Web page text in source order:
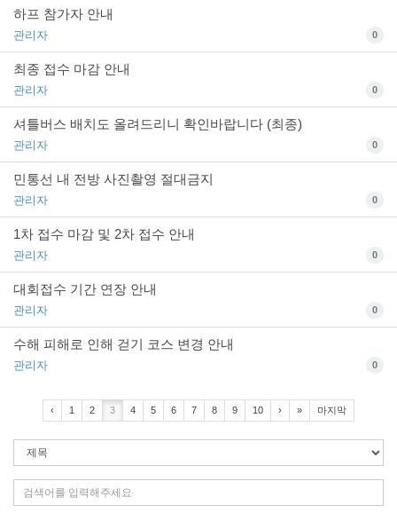
하프 참가자 안내
관리자 0
최종 접수 마감 안내
관리자 0
셔틀버스 배치도 올려드리니 확인바랍니다 (최종)
관리자 0
민통선 내 전방 사진촬영 절대금지
관리자 0
1차 접수 마감 및 2차 접수 안내
관리자 0
대회접수 기간 연장 안내
관리자 0
수해 피해로 인해 걷기 코스 변경 안내
관리자 0
‹ 1 2 3 4 5 6 7 8 9 10 › » 마지막
색
조
색